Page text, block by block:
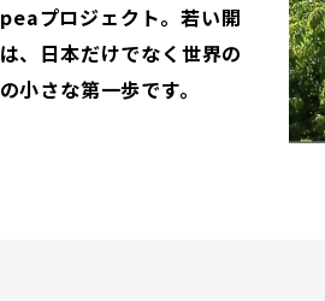
プロジェクト。若い開
、日本だけでなく世界の
小さな第一歩です。